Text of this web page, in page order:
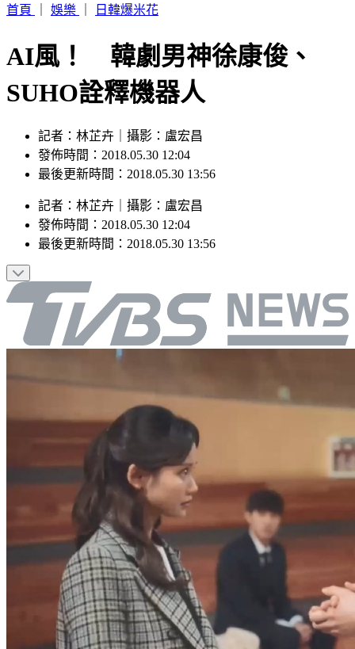
首頁
娛樂 日韓爆米花
AI風！ 韓劇男神徐康俊、
SUHO詮釋機器人
記者：林芷卉｜攝影：盧宏昌
發佈時間：2018.05.30 12:04
最後更新時間：2018.05.30 13:56
記者 ： 林芷卉 攝影 ： 盧宏昌
發佈時間： 2018.05.30 12:04
最後更新時間： 2018.05.30 13:56